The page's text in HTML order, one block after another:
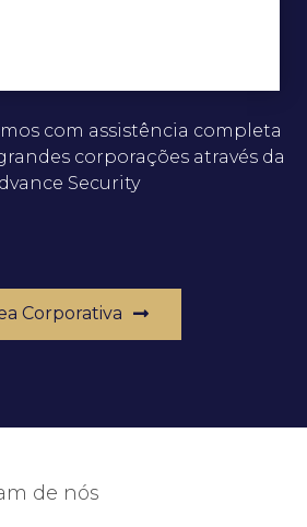
com assistência completa
corporações através da
Security
Corporativa
de nós